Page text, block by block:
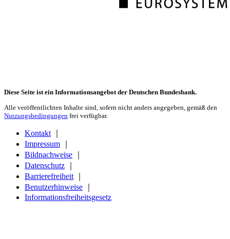
Diese Seite ist ein Informationsangebot der Deutschen Bundesbank.
Alle veröffentlichten Inhalte sind, sofern nicht anders angegeben, gemäß den
Nutzungsbedingungen frei verfügbar.
Kontakt
Impressum
Bildnachweise
Datenschutz
Barrierefreiheit
Benutzerhinweise
Informationsfreiheitsgesetz